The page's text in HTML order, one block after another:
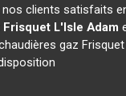
clients satisfaits
Frisquet L'Isle Adam
gaz Frisquet